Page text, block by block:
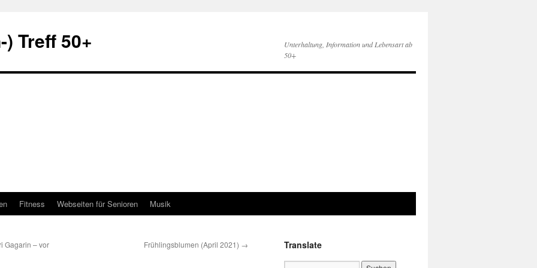
Treff 50+
Unterhaltung, Information und Lebensart ab
50+
Fitness Webseiten für Senioren Musik
Gagarin – vor
Frühlingsblumen (April 2021) → Translate